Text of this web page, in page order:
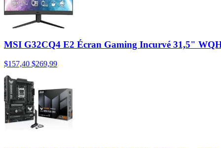
MSI G32CQ4 E2 Écran Gaming Incurvé 31,5"
$157,40 $269,99